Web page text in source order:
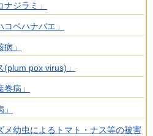
ジラミ」
ベハナバエ」
」
pox virus)」
病」
メ幼虫によるトマト・ナス等の被害